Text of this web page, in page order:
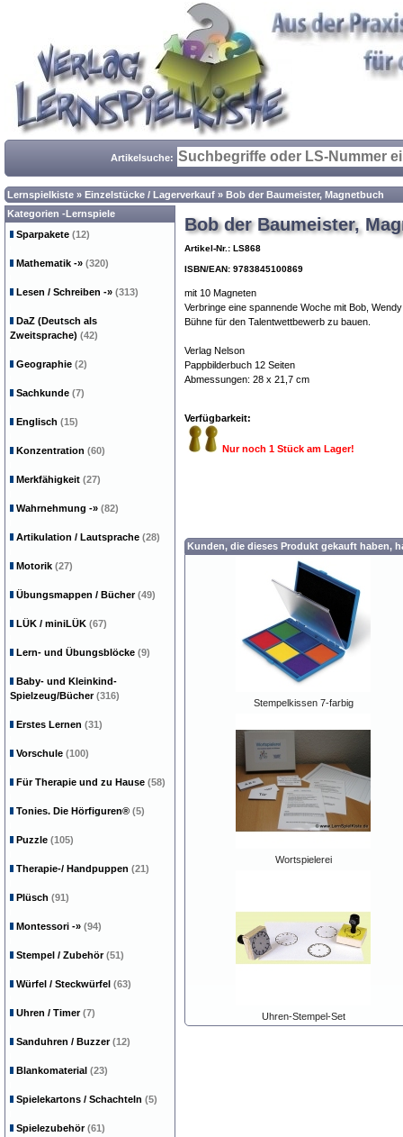
Artikelsuche:
Lernspielkiste » Einzelstücke / Lagerverkauf » Bob der Baumeister, Magnetbuch
Bob der Baumeister,
Artikel-Nr.: LS868
ISBN/EAN: 9783845100869
mit 10 Magneten
Verbringe eine spannende Woche mit Bob,
Bühne für den Talentwettbewerb zu bauen.
Verlag Nelson
Pappbilderbuch 12 Seiten
Abmessungen: 28 x 21,7 cm
Verfügbarkeit:
Nur noch 1 Stück am Lager!
Kunden, die dieses Produkt gekauft haben,
Stempelkissen 7-farbig
Wortspielerei
Uhren-Stempel-Set
Kategorien -Lernspiele
Sparpakete (12)
Mathematik -» (320)
Lesen / Schreiben -» (313)
DaZ (Deutsch als
Zweitsprache) (42)
Geographie (2)
Sachkunde (7)
Englisch (15)
Konzentration (60)
Merkfähigkeit (27)
Wahrnehmung -» (82)
Artikulation / Lautsprache (28)
Motorik (27)
Übungsmappen / Bücher(49)
LÜK / miniLÜK (67)
Lern- und Übungsblöcke (9)
Baby- und Kleinkind-
Spielzeug/Bücher(316)
Erstes Lernen (31)
Vorschule (100)
Für Therapie und zu Hause (58)
Tonies. Die Hörfiguren® (5)
Puzzle (105)
Therapie-/ Handpuppen (21)
Plüsch (91)
Montessori -» (94)
Stempel / Zubehör(51)
Würfel / Steckwürfel (63)
Uhren / Timer(7)
Sanduhren / Buzzer(12)
Blankomaterial (23)
Spielekartons / Schachteln (5)
Spielezubehör(61)